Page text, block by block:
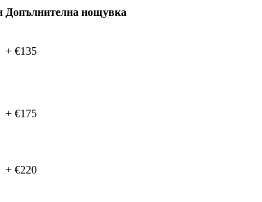
Допълнителна нощувка
+ €135
+ €175
+ €220